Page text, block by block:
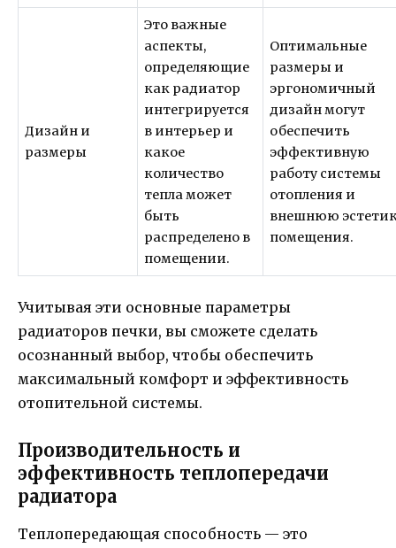
Дизайн и
размеры
Это важные
аспекты,
определяющие
как радиатор
интегрируется
в интерьер и
какое
количество
тепла может
быть
распределено в
помещении.
Оптимальные
размеры и
эргономичный
дизайн могут
обеспечить
эффективную
работу системы
отопления и
внешнюю
помещения.
Учитывая эти основные параметры
радиаторов печки, вы сможете сделать
осознанный выбор, чтобы обеспечить
максимальный комфорт и эффективность
отопительной системы.
Производительность и
эффективность теплопередачи
радиатора
Теплопередающая способность — это